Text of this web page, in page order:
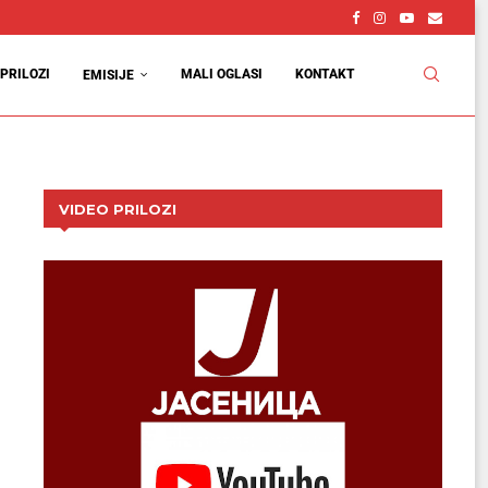
PRILOZI EMISIJE MALI OGLASI KONTAKT
VIDEO PRILOZI